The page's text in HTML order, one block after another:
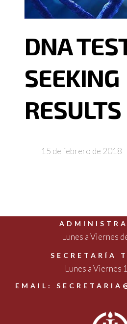
DNA
SEEKING
RESULTS
15 de febrero de 2018
Lunes a Viernes
SECRETARÍA
Lunes a Viernes
EMAIL: